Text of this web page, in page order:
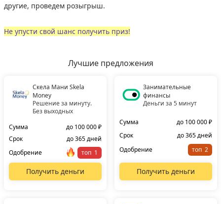
другие, проведем розыгрыш.
Не упусти свой шанс получить приз!
Лучшие предложения
Скела Мани Skela
Money
Решение за минуту.
Без выходных
Сумма
до 100 000 ₽
Срок
до 365 дней
Одобрение
топ
Получить деньги
Занимательные
финансы
Деньги за 5 минут
Сумма
до 100 000 ₽
Срок
до 365 дней
Одобрение
топ
Получить деньги